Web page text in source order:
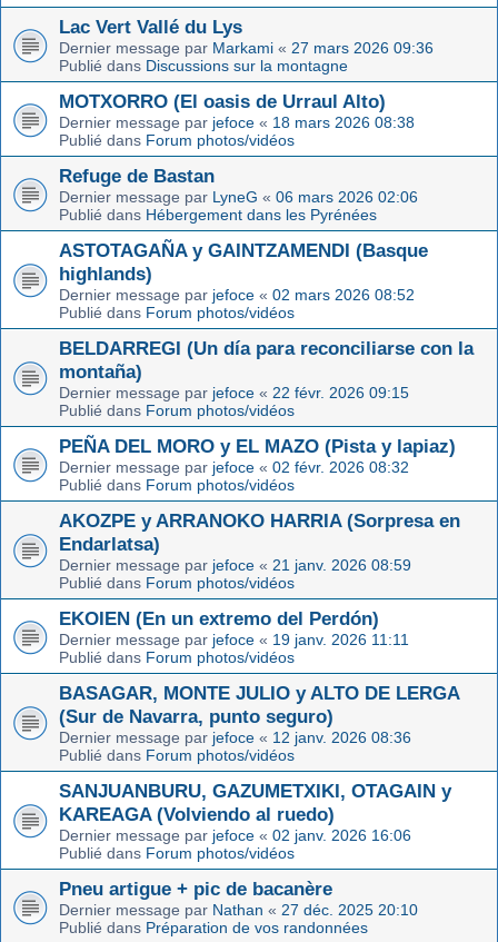
Lac Vert Vallé du Lys
Dernier message par Markami « 27 mars 2026 09:36
Publié dans Discussions sur la montagne
MOTXORRO (El oasis de Urraul Alto)
Dernier message par jefoce « 18 mars 2026 08:38
Publié dans Forum photos/vidéos
Refuge de Bastan
Dernier message par LyneG « 06 mars 2026 02:06
Publié dans Hébergement dans les Pyrénées
ASTOTAGAÑA y GAINTZAMENDI (Basque
highlands)
Dernier message par jefoce « 02 mars 2026 08:52
Publié dans Forum photos/vidéos
BELDARREGI (Un día para reconciliarse con la
montaña)
Dernier message par jefoce « 22 févr. 2026 09:15
Publié dans Forum photos/vidéos
PEÑA DEL MORO y EL MAZO (Pista y lapiaz)
Dernier message par jefoce « 02 févr. 2026 08:32
Publié dans Forum photos/vidéos
AKOZPE y ARRANOKO HARRIA (Sorpresa en
Endarlatsa)
Dernier message par jefoce « 21 janv. 2026 08:59
Publié dans Forum photos/vidéos
EKOIEN (En un extremo del Perdón)
Dernier message par jefoce « 19 janv. 2026 11:11
Publié dans Forum photos/vidéos
BASAGAR, MONTE JULIO y ALTO DE LERGA
(Sur de Navarra, punto seguro)
Dernier message par jefoce « 12 janv. 2026 08:36
Publié dans Forum photos/vidéos
SANJUANBURU, GAZUMETXIKI, OTAGAIN y
KAREAGA (Volviendo al ruedo)
Dernier message par jefoce « 02 janv. 2026 16:06
Publié dans Forum photos/vidéos
Pneu artigue + pic de bacanère
Dernier message par Nathan « 27 déc. 2025 20:10
Publié dans Préparation de vos randonnées